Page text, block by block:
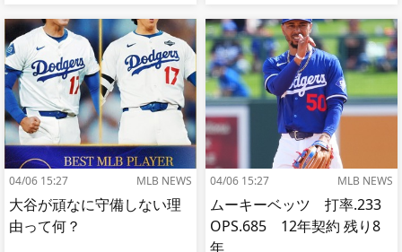
04/06 15:27 MLB NEWS
大谷が頑なに守備しない理
由って何？
04/06 15:27 MLB NEWS
ムーキーベッツ 打率.233
OPS.685 12年契約 残り8
年